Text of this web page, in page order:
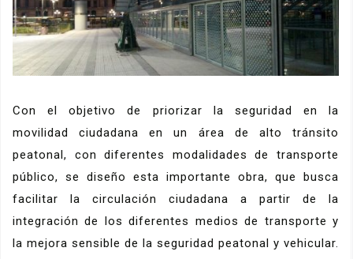
Con el objetivo de priorizar la seguridad en la
movilidad ciudadana en un área de alto tránsito
peatonal, con diferentes modalidades de transporte
público, se diseño esta importante obra, que busca
facilitar la circulación ciudadana a partir de la
integración de los diferentes medios de transporte y
la mejora sensible de la seguridad peatonal y vehicular.